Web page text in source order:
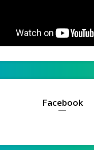
Facebook